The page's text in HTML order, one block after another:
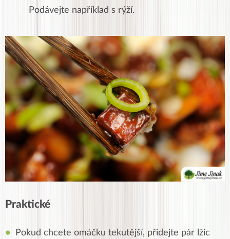
Podávejte například s rýží.
Praktické
Pokud chcete omáčku tekutější, přidejte pár lžic